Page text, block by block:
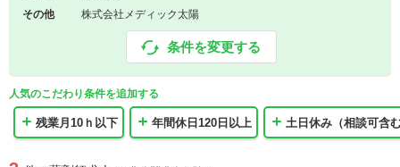
その他
株式会社メディック太陽
条件を変更する
人気のこだわり条件を追加する
残業月10ｈ以下 年間休日120日以上 土日休み（相談可含